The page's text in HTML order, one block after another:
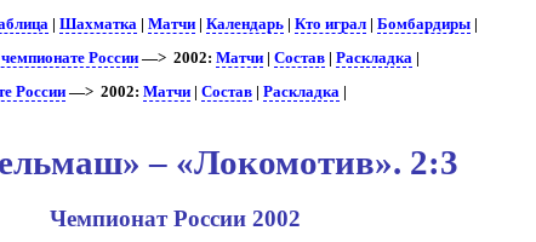
|Шахматка |Матчи |Календарь |Кто играл |Бомбардиры
России —> 2002:Матчи |Состав |Раскладка |
России —> 2002:Матчи |Состав |Раскладка |
– «Локомотив». 2:3
Чемпионат России 2002